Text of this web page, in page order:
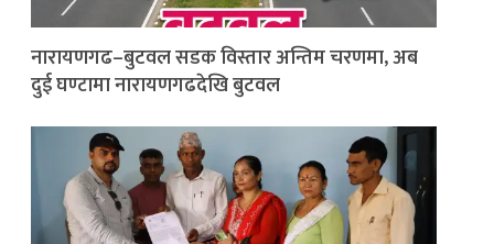
नारायणगढ–बुटवल सडक विस्तार अन्तिम चरणमा, अब
दुई घण्टामा नारायणगढदेखि बुटवल